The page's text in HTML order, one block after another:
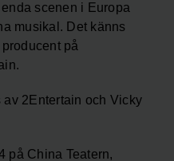
scenen i Europa
musikal. Det känns
på
2Entertain och Vicky
på China Teatern,